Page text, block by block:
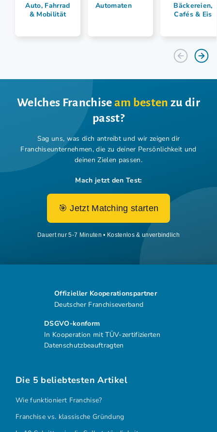
Auto, Fahrrad
& Mobilität
Automaten
Bäckereien,
Cafés & Eis
Welches Franchiseam besten zu dir
passt?
Sag uns, was dich antreibt und wir zeigen dir
Franchiseunternehmen, die zu deiner Persönlichkeit und
deinen Zielen passen.
Mach jetzt den Test:
🎯 Jetzt Matching starten
Dauert nur 5-7 Minuten • Kostenlos & unverbindlich
DSGVO-konform
In Kooperation mit TÜV-zertifizierten
Datenschutzbeauftragten
Offizieller Kooperationspartner
Deutscher Franchiseverband
Die 5 beliebtesten Artikel
Wie funktioniert Franchise?
Franchise vs. klassische Gründung